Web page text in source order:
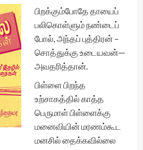
பிறக்கும்போதே தாயைப்
பலிகொள்ளும் நண்டைப்
போல், அந்தப் புத்திரன் –
சொத்துக்கு உடையவன்—
அவதரித்தான்.
பிள்ளை பிறந்த
உற்சாகத்தில் காத்த
பெருமாள் பிள்ளைக்கு
மனைவியின் மரணம்கூட
மனசில் தைக்கவில்லை